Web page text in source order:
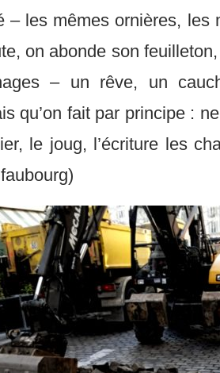
– les mêmes ornières,
on abonde son
– un rêve, un
qu’on fait par principe :
le joug, l’écriture les